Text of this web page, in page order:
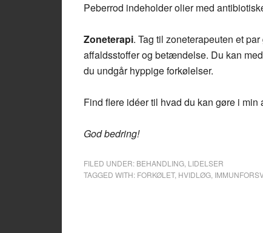
Peberrod indeholder olier med
Zoneterapi. Tag til zoneterapeuten et
affaldsstoffer og betændelse. Du kan
du undgår hyppige forkølelser.
Find flere idéer til hvad du kan gøre i min
God bedring!
FILED UNDER: BEHANDLING LIDELSER
TAGGED WITH: FORKØLET, HVIDLØG